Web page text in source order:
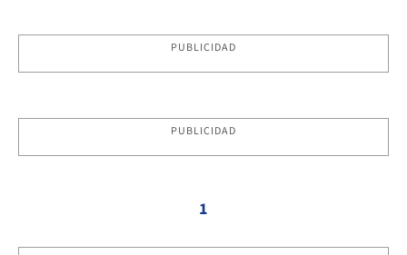
PUBLICIDAD
PUBLICIDAD
1